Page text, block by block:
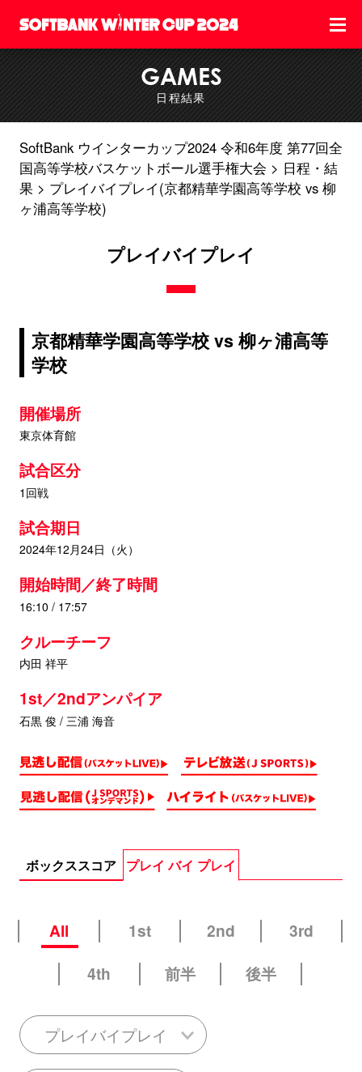
GAMES
日程結果
SoftBank ウインターカップ2024 令和6年度 第77回全
国高等学校バスケットボール選手権大会
日程・結
果
プレイバイプレイ(京都精華学園高等学校 vs 柳
ヶ浦高等学校)
プレイバイプレイ
京都精華学園高等学校 vs 柳ヶ浦高等
学校
開催場所
東京体育館
試合区分
1回戦
試合期日
2024年12月24日（火）
開始時間／終了時間
16:10 / 17:57
クルーチーフ
内田 祥平
1st／2ndアンパイア
石黒 俊 / 三浦 海音
ボックススコア プレイ バイ プレイ
All 1st 2nd
3rd
4th
前半 後半
プレイバイプレイ